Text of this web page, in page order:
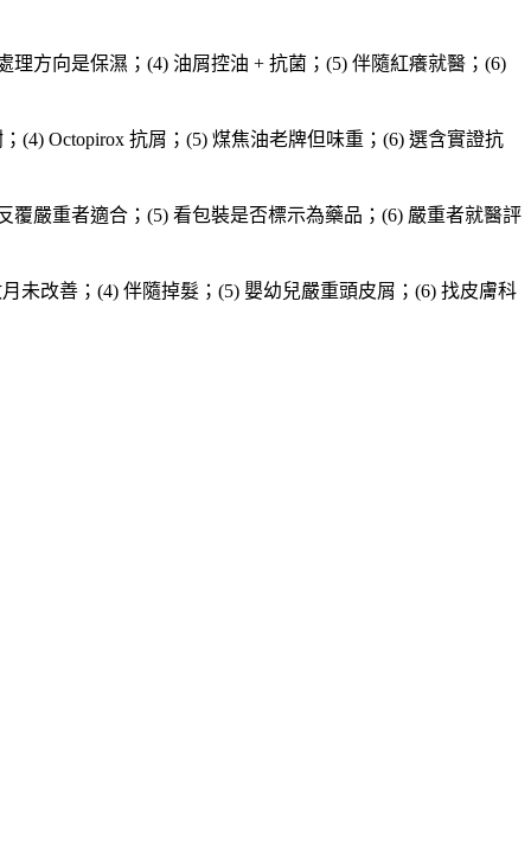
方向是保濕；(4) 油屑控油 + 抗菌；(5) 伴隨紅癢就醫；(6)
(4) Octopirox 抗屑；(5) 煤焦油老牌但味重；(6) 選含實證抗
嚴重者適合；(5) 看包裝是否標示為藥品；(6) 嚴重者就醫評
未改善；(4) 伴隨掉髮；(5) 嬰幼兒嚴重頭皮屑；(6) 找皮膚科